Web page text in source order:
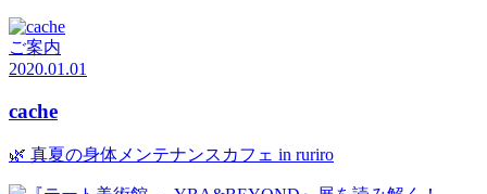
ご案内
2020.01.01
cache
🌿 真夏の身体メンテナンスカフェ in ruriro